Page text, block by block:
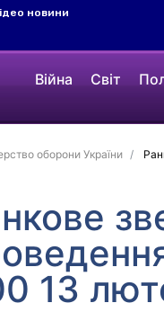
новини
Війна Світ
оборони України
13